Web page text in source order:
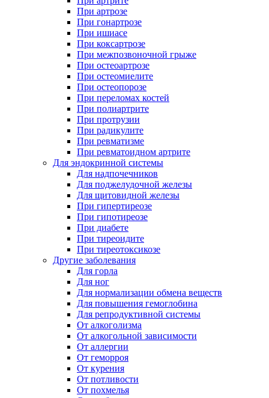
При артрозе
При гонартрозе
При ишиасе
При коксартрозе
При межпозвоночной грыже
При остеоартрозе
При остеомиелите
При остеопорозе
При переломах костей
При полиартрите
При протрузии
При радикулите
При ревматизме
При ревматоидном артрите
Для эндокринной системы
Для надпочечников
Для поджелудочной железы
Для щитовидной железы
При гипертиреозе
При гипотиреозе
При диабете
При тиреоидите
При тиреотоксикозе
Другие заболевания
Для горла
Для ног
Для нормализации обмена веществ
Для повышения гемоглобина
Для репродуктивной системы
От алкоголизма
От алкогольной зависимости
От аллергии
От геморроя
От курения
От потливости
От похмелья